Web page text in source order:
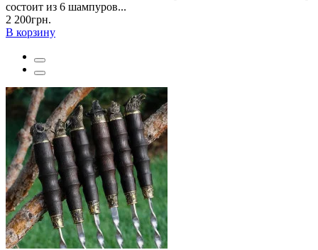
состоит из 6 шампуров...
2 200грн.
В корзину